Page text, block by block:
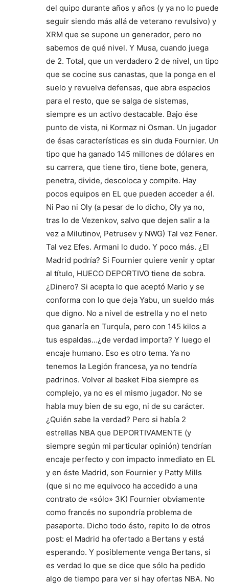
del quipo durante años y años (y ya no lo puede
seguir siendo más allá de veterano revulsivo) y
XRM que se supone un generador, pero no
sabemos de qué nivel. Y Musa, cuando juega
de 2. Total, que un verdadero 2 de nivel, un tipo
que se cocine sus canastas, que la ponga en el
suelo y revuelva defensas, que abra espacios
para el resto, que se salga de sistemas,
siempre es un activo destacable. Bajo ése
punto de vista, ni Kormaz ni Osman. Un jugador
de ésas características es sin duda Fournier. Un
tipo que ha ganado 145 millones de dólares en
su carrera, que tiene tiro, tiene bote, genera,
penetra, divide, descoloca y compite. Hay
pocos equipos en EL que pueden acceder a él.
Ni Pao ni Oly (a pesar de lo dicho, Oly ya no,
tras lo de Vezenkov, salvo que dejen salir a la
vez a Milutinov, Petrusev y NWG) Tal vez Fener.
Tal vez Efes. Armani lo dudo. Y poco más. ¿El
Madrid podría? Si Fournier quiere venir y optar
al título, HUECO DEPORTIVO tiene de sobra.
¿Dinero? Si acepta lo que aceptó Mario y se
conforma con lo que deja Yabu, un sueldo más
que digno. No a nivel de estrella y no el neto
que ganaría en Turquía, pero con 145 kilos a
tus espaldas…¿de verdad importa? Y luego el
encaje humano. Eso es otro tema. Ya no
tenemos la Legión francesa, ya no tendría
padrinos. Volver al basket Fiba siempre es
complejo, ya no es el mismo jugador. No se
habla muy bien de su ego, ni de su carácter.
¿Quién sabe la verdad? Pero si había 2
estrellas NBA que DEPORTIVAMENTE (y
siempre según mi particular opinión) tendrían
encaje perfecto y con impacto inmediato en EL
y en éste Madrid, son Fournier y Patty Mills
(que si no me equivoco ha accedido a una
contrato de «sólo» 3K) Fournier obviamente
como francés no supondría problema de
pasaporte. Dicho todo ésto, repito lo de otros
post: el Madrid ha ofertado a Bertans y está
esperando. Y posiblemente venga Bertans, si
es verdad lo que se dice que sólo ha pedido
algo de tiempo para ver si hay ofertas NBA. No